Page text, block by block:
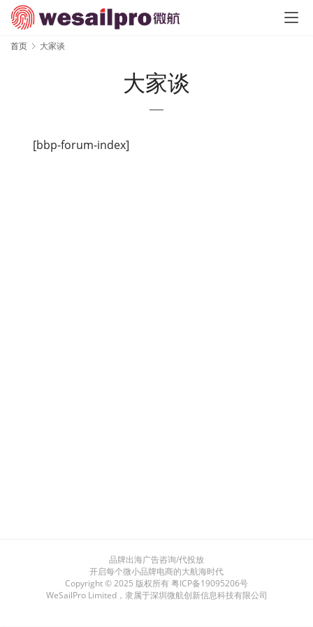
首页 大家谈
大家谈
[bbp-forum-index]
品牌出海广告咨询/代投放
开启每个微小品牌电商的大航海时代
Copyright © 2025 版权所有粤ICP备19095206号
WeSailPro Limited，隶属于深圳微航创新信息科技有限公司